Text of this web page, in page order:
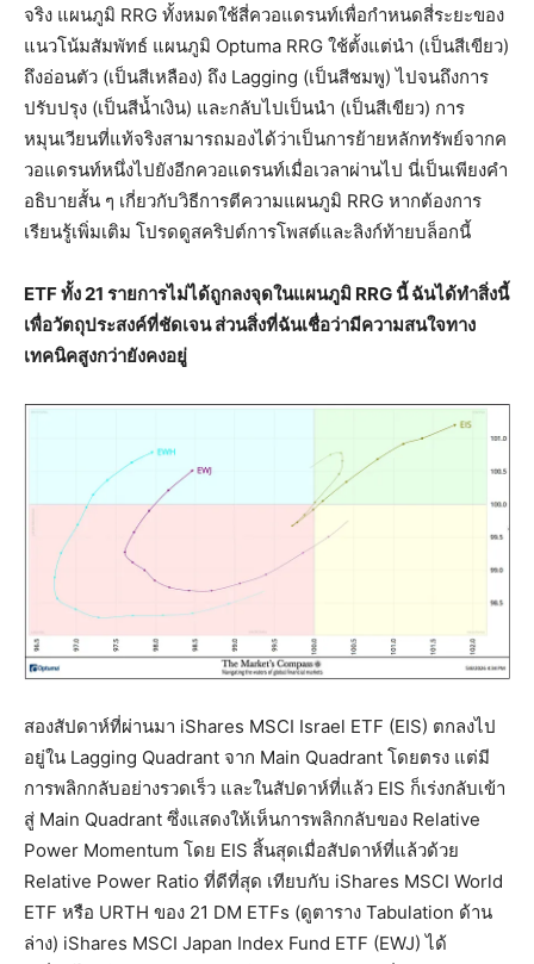
จริง แผนภูมิ RRG ทั้งหมดใช้สี่ควอแดรนท์เพื่อกำหนดสี่ระยะของ
แนวโน้มสัมพัทธ์ แผนภูมิ Optuma RRG ใช้ตั้งแต่นำ (เป็นสีเขียว)
ถึงอ่อนตัว (เป็นสีเหลือง) ถึง Lagging (เป็นสีชมพู) ไปจนถึงการ
ปรับปรุง (เป็นสีน้ำเงิน) และกลับไปเป็นนำ (เป็นสีเขียว) การ
หมุนเวียนที่แท้จริงสามารถมองได้ว่าเป็นการย้ายหลักทรัพย์จากค
วอแดรนท์หนึ่งไปยังอีกควอแดรนท์เมื่อเวลาผ่านไป นี่เป็นเพียงคำ
อธิบายสั้น ๆ เกี่ยวกับวิธีการตีความแผนภูมิ RRG หากต้องการ
เรียนรู้เพิ่มเติม โปรดดูสคริปต์การโพสต์และลิงก์ท้ายบล็อกนี้
ETF ทั้ง 21 รายการไม่ได้ถูกลงจุดในแผนภูมิ RRG นี้ ฉันได้ทำสิ่งนี้
เพื่อวัตถุประสงค์ที่ชัดเจน ส่วนสิ่งที่ฉันเชื่อว่ามีความสนใจทาง
เทคนิคสูงกว่ายังคงอยู่
สองสัปดาห์ที่ผ่านมา iShares MSCI Israel ETF (EIS) ตกลงไป
อยู่ใน Lagging Quadrant จาก Main Quadrant โดยตรง แต่มี
การพลิกกลับอย่างรวดเร็ว และในสัปดาห์ที่แล้ว EIS ก็เร่งกลับเข้า
สู่ Main Quadrant ซึ่งแสดงให้เห็นการพลิกกลับของ Relative
Power Momentum โดย EIS สิ้นสุดเมื่อสัปดาห์ที่แล้วด้วย
Relative Power Ratio ที่ดีที่สุด เทียบกับ iShares MSCI World
ETF หรือ URTH ของ 21 DM ETFs (ดูตาราง Tabulation ด้าน
ล่าง) iShares MSCI Japan Index Fund ETF (EWJ) ได้